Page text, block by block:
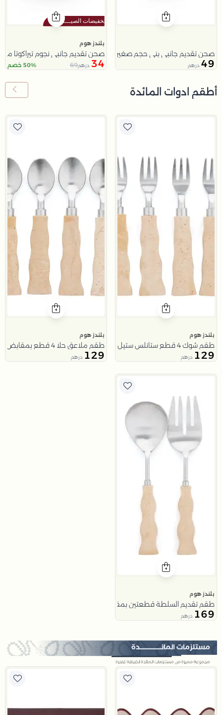
صحن تقديم جانبي بني حجم صغير من ملاذ
49 درهم
بلندز هوم
صحن تقديم جانبي نجوم تيراكوتا من
34 درهم69 50% خصم
أطقم ادوات المائدة
بلندز هوم
طقم شوك 4 قطع ستانلس ستيل بمقابض ريزن من ملاذ
129 درهم
بلندز هوم
طقم ملاعق حلا 4 قطع بمقابض ريزن من ملاذ
129 درهم
بلندز هوم
طقم تقديم السلطة قطعتين بمقابض ريزن من ملاذ
169 درهم